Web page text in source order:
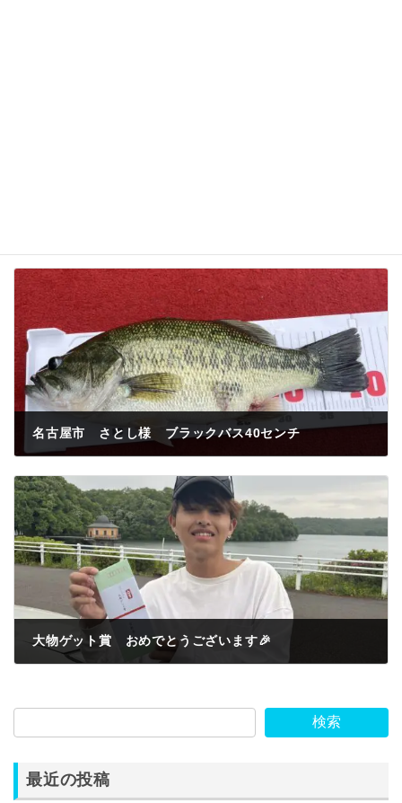
名古屋市 さとし様 ブラックバス40センチ
大物ゲット賞 おめでとうございます🎉
検索
最近の投稿